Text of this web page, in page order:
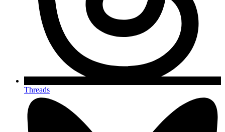
Threads